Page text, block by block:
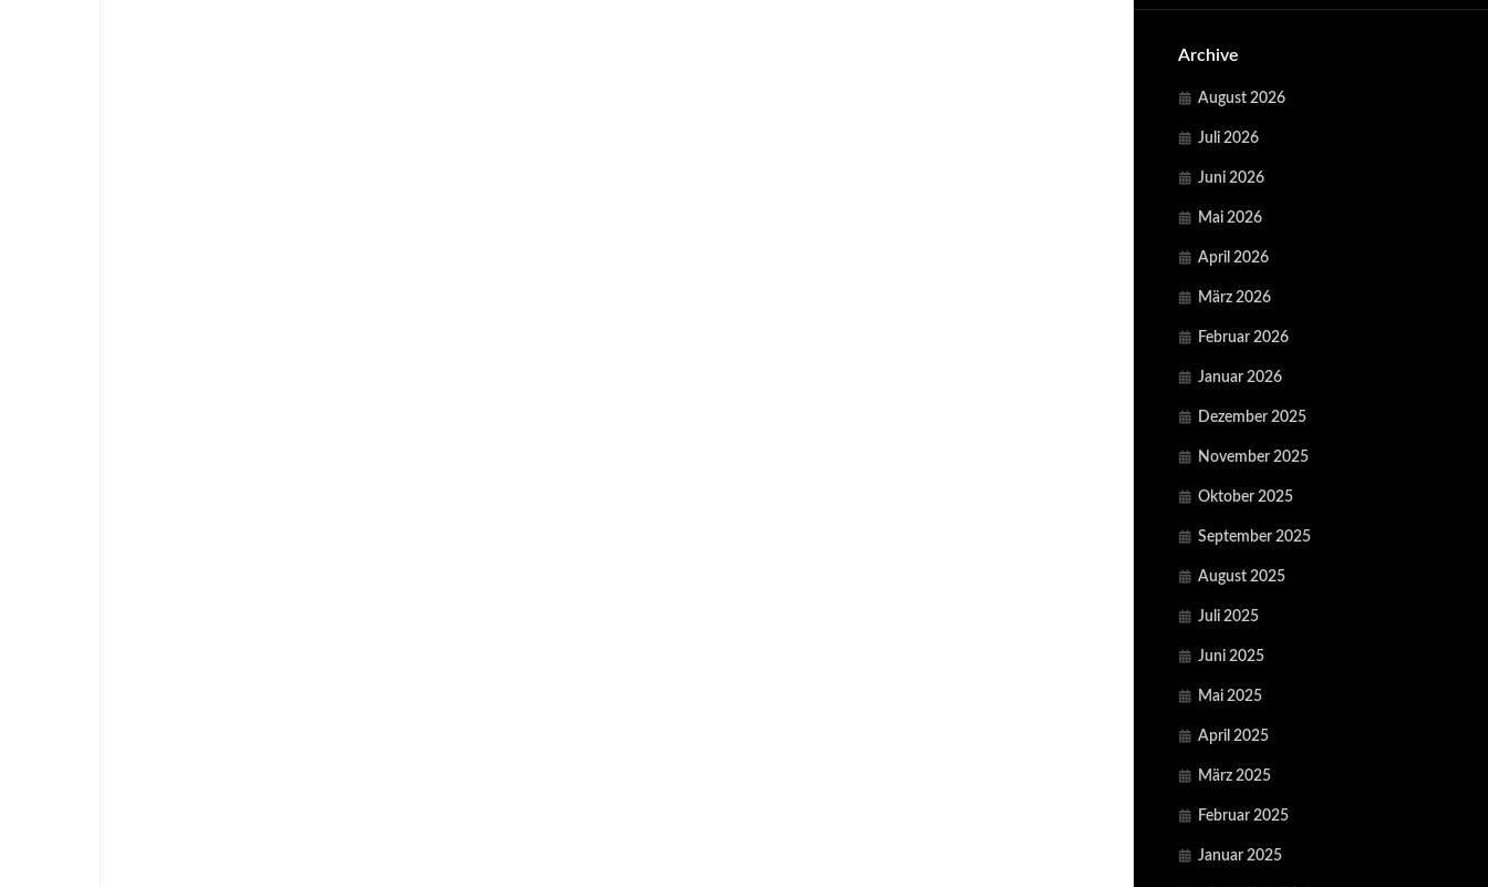
Archive
August 2026
Juli 2026
Juni 2026
Mai 2026
April 2026
März 2026
Februar 2026
Januar 2026
Dezember 2025
November 2025
Oktober 2025
September 2025
August 2025
Juli 2025
Juni 2025
Mai 2025
April 2025
März 2025
Februar 2025
Januar 2025